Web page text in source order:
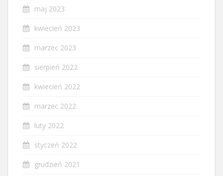
maj 2023
kwiecień 2023
marzec 2023
sierpień 2022
kwiecień 2022
marzec 2022
luty 2022
styczeń 2022
grudzień 2021